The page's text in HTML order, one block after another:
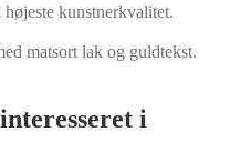
kunstnerkvalitet.
matsort lak og guldtekst.
i